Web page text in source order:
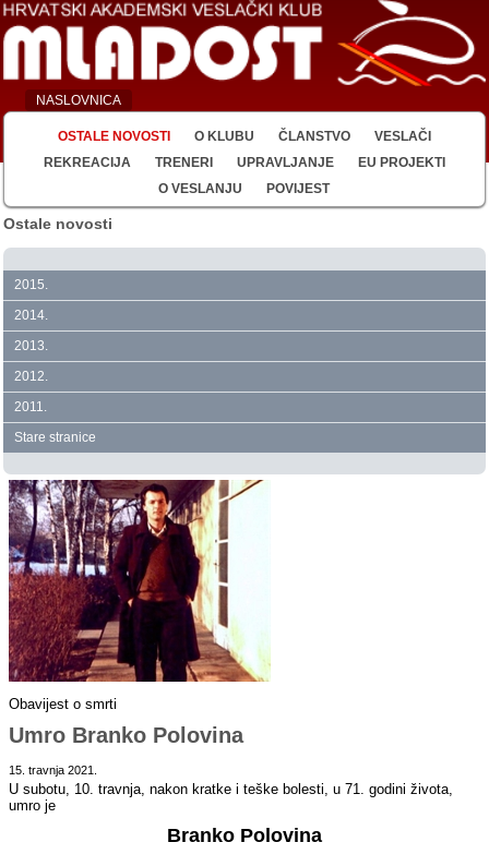
NASLOVNICA
OSTALE NOVOSTI O KLUBU ČLANSTVO
VESLAČI
REKREACIJA
TRENERI UPRAVLJANJE
EU PROJEKTI
O VESLANJU
POVIJEST
Ostale novosti
2015.
2014.
2013.
2012.
2011.
Stare stranice
Obavijest o smrti
Umro Branko Polovina
15. travnja 2021.
U subotu, 10. travnja, nakon kratke i teške bolesti, u 71. godini života,
umro je
Branko Polovina